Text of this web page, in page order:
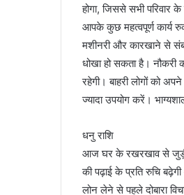
होगा, जिससे सभी परिवार
आपके कुछ महत्वपूर्ण कार्य
मशीनरी और कारखाने से
धोखा हो सकता है।
रहेगी। बाहरी लोगों को
ज्यादा उपयोग करें।
धनु राशि
आज घर के रखरखाव से जुड़ी
की पढ़ाई के प्रति रुचि
लोन लेने से पहले दोबारा